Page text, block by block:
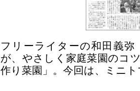
フリーライターの和田義
が、やさしく家庭菜園のコ
作り菜園」。今回は、ミニ